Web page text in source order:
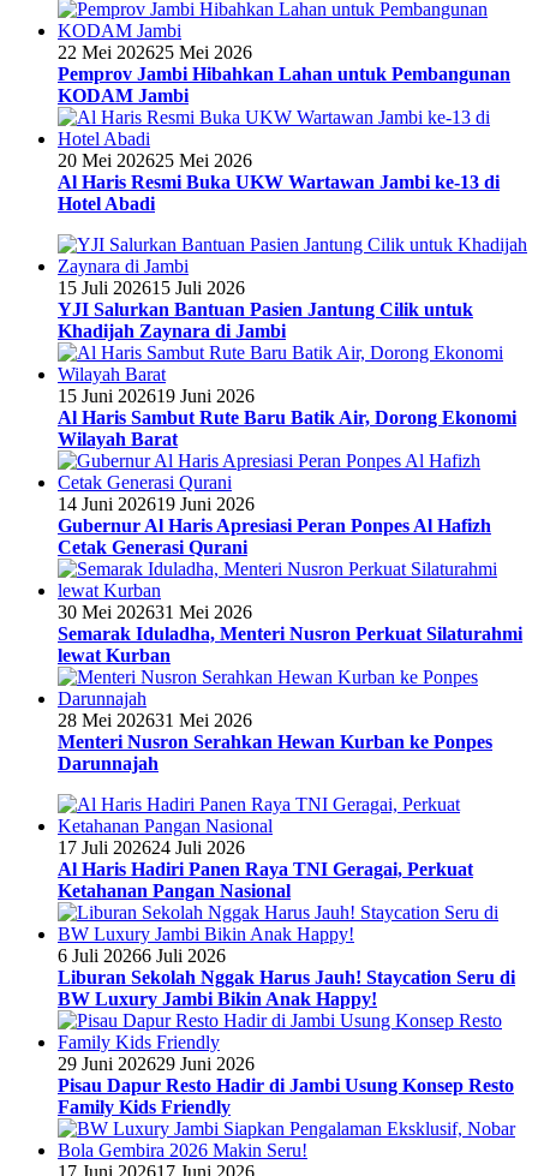
22 Mei 202625 Mei 2026
Pemprov Jambi Hibahkan Lahan untuk Pembangunan
KODAM Jambi
20 Mei 202625 Mei 2026
Al Haris Resmi Buka UKW Wartawan Jambi ke-13 di
Hotel Abadi
15 Juli 202615 Juli 2026
YJI Salurkan Bantuan Pasien Jantung Cilik untuk
Khadijah Zaynara di Jambi
15 Juni 202619 Juni 2026
Al Haris Sambut Rute Baru Batik Air, Dorong Ekonomi
Wilayah Barat
14 Juni 202619 Juni 2026
Gubernur Al Haris Apresiasi Peran Ponpes Al Hafizh
Cetak Generasi Qurani
30 Mei 202631 Mei 2026
Semarak Iduladha, Menteri Nusron Perkuat Silaturahmi
lewat Kurban
28 Mei 202631 Mei 2026
Menteri Nusron Serahkan Hewan Kurban ke Ponpes
Darunnajah
17 Juli 202624 Juli 2026
Al Haris Hadiri Panen Raya TNI Geragai, Perkuat
Ketahanan Pangan Nasional
6 Juli 20266 Juli 2026
Liburan Sekolah Nggak Harus Jauh! Staycation Seru di
BW Luxury Jambi Bikin Anak Happy!
29 Juni 202629 Juni 2026
Pisau Dapur Resto Hadir di Jambi Usung Konsep Resto
Family Kids Friendly
17 Juni 202617 Juni 2026